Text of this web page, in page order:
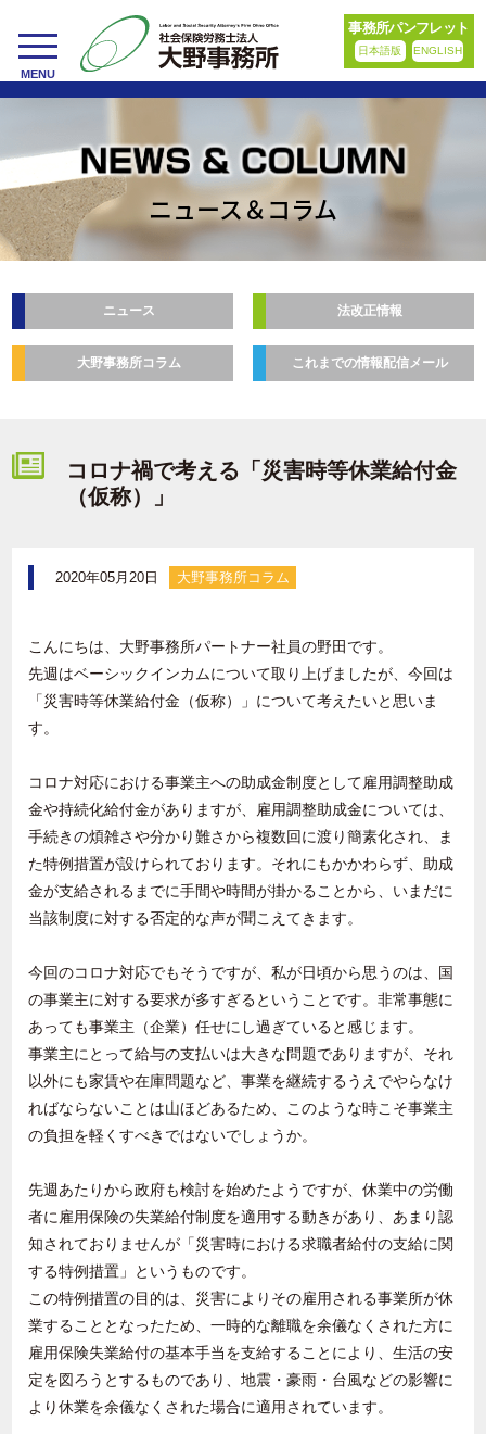
toggle
navigation
MENU
事務所パンフレット
日本語版 ENGLISH
ニュース＆コラム
ニュース 法改正情報
大野事務所コラム これまでの情報配信メール
コロナ禍で考える「災害時等休業給付金
（仮称）」
2020年05月20日 大野事務所コラム
こんにちは、大野事務所パートナー社員の野田です。
先週はベーシックインカムについて取り上げましたが、今回は
「災害時等休業給付金（仮称）」について考えたいと思いま
す。
コロナ対応における事業主への助成金制度として雇用調整助成
金や持続化給付金がありますが、雇用調整助成金については、
手続きの煩雑さや分かり難さから複数回に渡り簡素化され、ま
た特例措置が設けられております。それにもかかわらず、助成
金が支給されるまでに手間や時間が掛かることから、いまだに
当該制度に対する否定的な声が聞こえてきます。
今回のコロナ対応でもそうですが、私が日頃から思うのは、国
の事業主に対する要求が多すぎるということです。非常事態に
あっても事業主（企業）任せにし過ぎていると感じます。
事業主にとって給与の支払いは大きな問題でありますが、それ
以外にも家賃や在庫問題など、事業を継続するうえでやらなけ
ればならないことは山ほどあるため、このような時こそ事業主
の負担を軽くすべきではないでしょうか。
先週あたりから政府も検討を始めたようですが、休業中の労働
者に雇用保険の失業給付制度を適用する動きがあり、あまり認
知されておりませんが「災害時における求職者給付の支給に関
する特例措置」というものです。
この特例措置の目的は、災害によりその雇用される事業所が休
業することとなったため、一時的な離職を余儀なくされた方に
雇用保険失業給付の基本手当を支給することにより、生活の安
定を図ろうとするものであり、地震・豪雨・台風などの影響に
より休業を余儀なくされた場合に適用されています。